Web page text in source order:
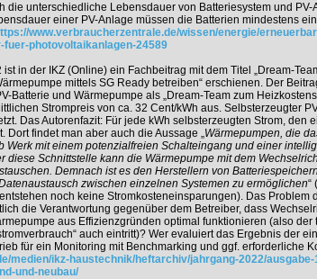
die unterschiedliche Lebensdauer von Batteriesystem und
einer PV-Anlage müssen die Batterien mindestens
www.verbraucherzentrale.de/wissen/energie/
fuer-photovoltaikanlagen-24589
ist in der IKZ (Online) ein Fachbeitrag mit dem Titel „Dream-
mittels SG Ready betreiben“ erschienen. Der
Batterie und Wärmepumpe als „Dream-Team zum
Strompreis von ca. 32 Cent/kWh aus. Selbsterzeugter
Das Autorenfazit: Für jede kWh selbsterzeugten Strom, den
Dort findet man aber auch die Aussage „Wärmepumpen, die
Werk mit einem potenzialfreien Schalteingang und einer
diese Schnittstelle kann die Wärmepumpe mit dem
Demnach ist es den Herstellern von
zwischen einzelnen Systemen zu ermöglichen“
noch keine Stromkosteneinsparungen). Das Problem
die Verantwortung gegenüber dem Betreiber, dass
aus Effizienzgründen optimal funktionieren (also der
auch eintritt)? Wer evaluiert das Ergebnis der
für ein Monitoring mit Benchmarking und ggf. erforderliche
medien/ikz-haustechnik/heftarchiv/jahrgang-2022/
und-neubau/